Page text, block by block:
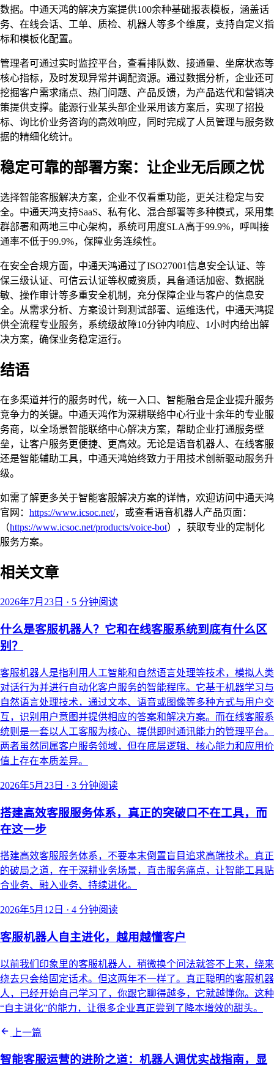
数据。中通天鸿的解决方案提供100余种基础报表模板，涵盖话
务、在线会话、工单、质检、机器人等多个维度，支持自定义指
标和模板化配置。
管理者可通过实时监控平台，查看排队数、接通量、坐席状态等
核心指标，及时发现异常并调配资源。通过数据分析，企业还可
挖掘客户需求痛点、热门问题、产品反馈，为产品迭代和营销决
策提供支撑。能源行业某头部企业采用该方案后，实现了招投
标、询比价业务咨询的高效响应，同时完成了人员管理与服务数
据的精细化统计。
稳定可靠的部署方案：让企业无后顾之忧
选择智能客服解决方案，企业不仅看重功能，更关注稳定与安
全。中通天鸿支持SaaS、私有化、混合部署等多种模式，采用集
群部署和两地三中心架构，系统可用度SLA高于99.9%，呼叫接
通率不低于99.9%，保障业务连续性。
在安全合规方面，中通天鸿通过了ISO27001信息安全认证、等
保三级认证、可信云认证等权威资质，具备通话加密、数据脱
敏、操作审计等多重安全机制，充分保障企业与客户的信息安
全。从需求分析、方案设计到测试部署、运维迭代，中通天鸿提
供全流程专业服务，系统级故障10分钟内响应、1小时内给出解
决方案，确保业务稳定运行。
结语
在多渠道并行的服务时代，统一入口、智能融合是企业提升服务
竞争力的关键。中通天鸿作为深耕联络中心行业十余年的专业服
务商，以全场景智能联络中心解决方案，帮助企业打通服务壁
垒，让客户服务更便捷、更高效。无论是语音机器人、在线客服
还是智能辅助工具，中通天鸿始终致力于用技术创新驱动服务升
级。
如需了解更多关于智能客服解决方案的详情，欢迎访问中通天鸿
官网： https://www.icsoc.net/，或查看语音机器人产品页面：
（https://www.icsoc.net/products/voice-bot），获取专业的定制化
服务方案。
相关文章
2026年7月23日 · 5 分钟阅读
什么是客服机器人？它和在线客服系统到底有什么区
别？
客服机器人是指利用人工智能和自然语言处理等技术，模拟人类
对话行为并进行自动化客户服务的智能程序。它基于机器学习与
自然语言处理技术，通过文本、语音或图像等多种方式与用户交
互，识别用户意图并提供相应的答案和解决方案。而在线客服系
统则是一套以人工客服为核心、提供即时通讯能力的管理平台。
两者虽然同属客户服务领域，但在底层逻辑、核心能力和应用价
值上存在本质差异。
2026年5月23日 · 3 分钟阅读
搭建高效客服服务体系，真正的突破口不在工具，而
在这一步
搭建高效客服服务体系，不要本末倒置盲目追求高端技术。真正
的破局之道，在于深耕业务场景，直击服务痛点，让智能工具贴
合业务、融入业务、持续进化。
2026年5月12日 · 4 分钟阅读
客服机器人自主进化，越用越懂客户
以前我们印象里的客服机器人，稍微换个问法就答不上来，绕来
绕去只会给固定话术。但这两年不一样了。真正聪明的客服机器
人，已经开始自己学习了，你跟它聊得越多，它就越懂你。这种
“自主进化”的能力，让很多企业真正尝到了降本增效的甜头。
上一篇
智能客服运营的进阶之道：机器人调优实战指南，显